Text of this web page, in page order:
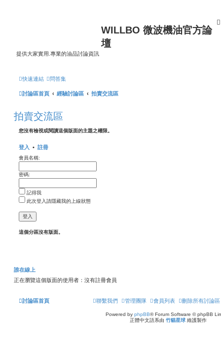
WILLBO 微波機油官方論
壇
提供大家實用.專業的油品討論資訊
快速連結 問答集
討論區首頁 經驗討論區 拍賣交流區
拍賣交流區
您沒有檢視或閱讀這個版面的主題之權限。
登入 • 註冊
會員名稱:
密碼:
記得我
此次登入請隱藏我的上線狀態
這個分區沒有版面。
誰在線上
正在瀏覽這個版面的使用者：沒有註冊會員
討論區首頁 刪除所有討論
會員列表
管理團隊
聯繫我們
Powered by phpBB® Forum Software © phpBB
正體中文語系由 竹貓星球維護製作